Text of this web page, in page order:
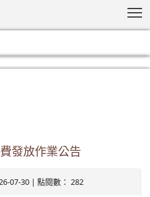
發放作業公告
07-30 | 點閱數： 282